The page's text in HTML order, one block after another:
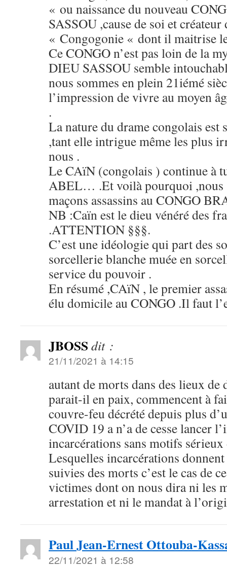
« ou naissance du nouveau
SASSOU ,cause de soi et
« Congogonie « dont il maitrise
Ce CONGO n’est pas loin de la
DIEU SASSOU semble
nous sommes en plein 21iémé
l’impression de vivre au moyen
.
La nature du drame congolais est
,tant elle intrigue même les plus
nous .
Le CAïN (congolais ) continue à
ABEL… .Et voilà pourquoi ,nous
maçons assassins au CONGO
NB :Caïn est le dieu vénéré des
.ATTENTION §§§.
C’est une idéologie qui part des
sorcellerie blanche muée en
service du pouvoir .
En résumé ,CAïN , le premier
élu domicile au CONGO .Il faut
JBOSS dit :
21/11/2021 à 14:15
autant de morts dans des lieux de
parait-il en paix, commencent à
couvre-feu décrété depuis plus
COVID 19 a n’a de cesse lancer
incarcérations sans motifs
Lesquelles incarcérations
suivies des morts c’est le cas de
victimes dont on nous dira ni les
arrestation et ni le mandat à
Paul Jean-Ernest Ottouba-
22/11/2021 à 12:58